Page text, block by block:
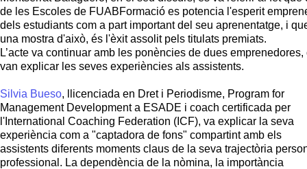
de les Escoles de FUABFormació es potencia l'esperit
dels estudiants com a part important del seu aprenentatge, i
una mostra d'això, és l'èxit assolit pels titulats premiats.
L’acte va continuar amb les ponències de dues emprenedores,
van explicar les seves experiències als assistents.
Silvia Bueso, llicenciada en Dret i Periodisme, Program for
Management Development a ESADE i coach certificada per
l'International Coaching Federation (ICF), va explicar la seva
experiència com a "captadora de fons" compartint amb els
assistents diferents moments claus de la seva trajectòria
professional. La dependència de la nòmina, la importància